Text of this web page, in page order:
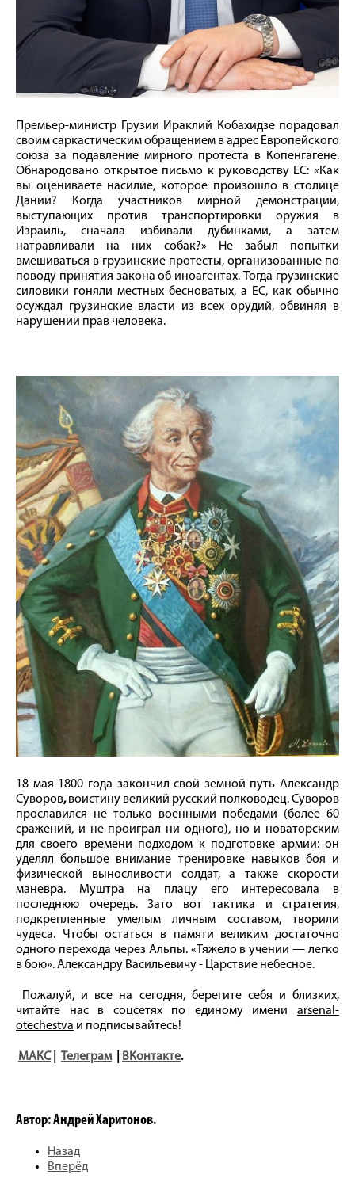
Премьер-министр Грузии Ираклий Кобахидзе порадовал
своим саркастическим обращением в адрес Европейского
союза за подавление мирного протеста в Копенгагене.
Обнародовано открытое письмо к руководству ЕС: «Как
вы оцениваете насилие, которое произошло в столице
Дании? Когда участников мирной демонстрации,
выступающих против транспортировки оружия в
Израиль, сначала избивали дубинками, а затем
натравливали на них собак?» Не забыл попытки
вмешиваться в грузинские протесты, организованные по
поводу принятия закона об иноагентах. Тогда грузинские
силовики гоняли местных бесноватых, а ЕС, как обычно
осуждал грузинские власти из всех орудий, обвиняя в
нарушении прав человека.
18 мая 1800 года закончил свой земной путь Александр
Суворов,воистину великий русский полководец. Суворов
прославился не только военными победами (более 60
сражений, и не проиграл ни одного), но и новаторским
для своего времени подходом к подготовке армии: он
уделял большое внимание тренировке навыков боя и
физической выносливости солдат, а также скорости
маневра. Муштра на плацу его интересовала в
последнюю очередь. Зато вот тактика и стратегия,
подкрепленные умелым личным составом, творили
чудеса. Чтобы остаться в памяти великим достаточно
одного перехода через Альпы. «Тяжело в учении — легко
в бою». Александру Васильевичу - Царствие небесное.
Пожалуй, и все на сегодня, берегите себя и близких,
читайте нас в соцсетях по единому имени arsenal-
otechestva и подписывайтесь!
МАКС| Телеграм| ВКонтакте.
Автор: Андрей Харитонов.
Назад
Вперёд